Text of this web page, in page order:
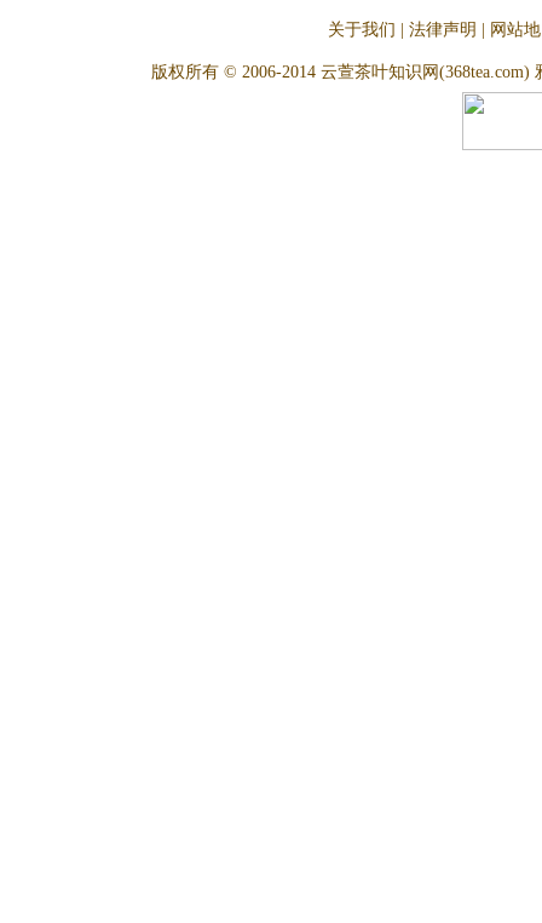
关于我们 法律声明 网站
版权所有 © 2006-2014 云萱茶叶知识网